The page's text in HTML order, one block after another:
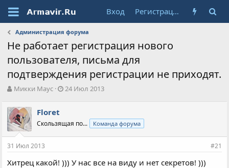
Вход Регистрация
Администрация форума
Не работает регистрация нового
пользователя, письма для
подтверждения регистрации не приходят.
А
т
о
р
т
е
ы
Микки Маус
Д
н
л
24 Июл 2013
Floret
Скользящая по... Команда форума
31 Июл 2013 #21
Хитрец какой! ))) У нас все на виду и нет секретов! )))